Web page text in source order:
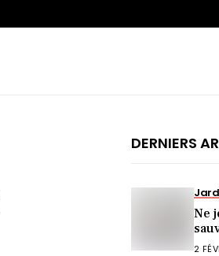
DERNIERS
Ne
2